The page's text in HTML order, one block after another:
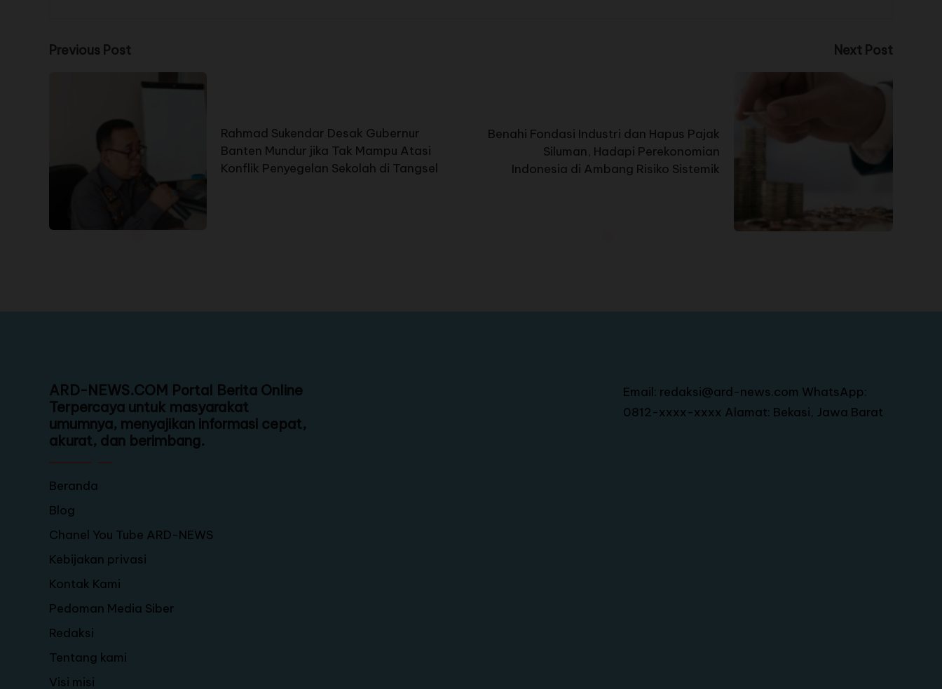
Previous Post
Rahmad Sukendar Desak Gubernur
Banten Mundur jika Tak Mampu Atasi
Konflik Penyegelan Sekolah di Tangsel
Next Post
Benahi Fondasi Industri dan Hapus Pajak
Siluman, Hadapi Perekonomian
Indonesia di Ambang Risiko Sistemik
ARD-NEWS.COM Portal Berita Online
Terpercaya untuk masyarakat
umumnya, menyajikan informasi cepat,
akurat, dan berimbang.
Beranda
Blog
Chanel You Tube ARD-NEWS
Kebijakan privasi
Kontak Kami
Pedoman Media Siber
Redaksi
Tentang kami
Visi misi
Email: redaksi@ard-news.com WhatsApp:
0812-xxxx-xxxx Alamat: Bekasi, Jawa Barat